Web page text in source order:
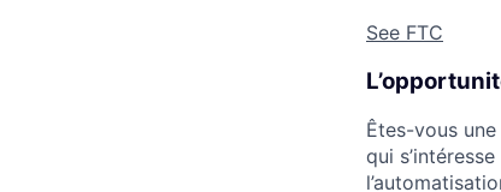
See FTC
Êtes-vous
qui